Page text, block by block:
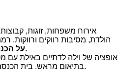
אירוח משפחות, זוגות,
הולדת, מסיבות רווקים ורווקות.
על.
אופציה של וילה לדתיים באילת
בתיאום מראש. בית הכנסת הקרוב נמצא במרחק הליכה.